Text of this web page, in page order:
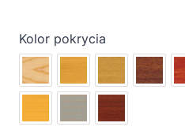
Kolor pokrycia